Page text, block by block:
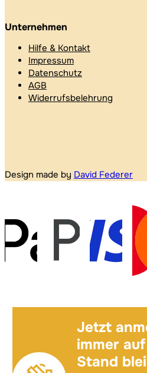
Unternehmen
Hilfe & Kontakt
Impressum
Datenschutz
AGB
Widerrufsbelehrung
Design made by David Federer
Jetzt
immer
Stand